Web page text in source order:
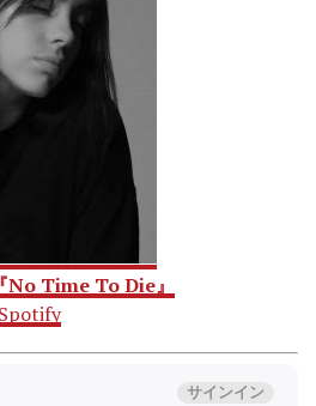
No Time To Die』
Spotify